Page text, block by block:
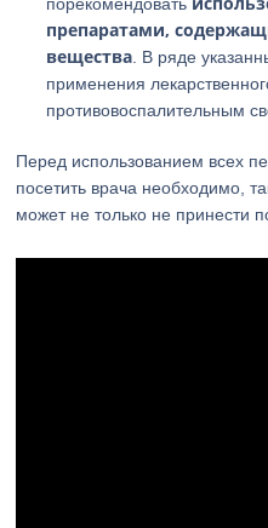
препаратами,
вещества . В ряде
применения
противовоспалительным
Перед использованием всех
посетить врача необходимо,
может не только не принести